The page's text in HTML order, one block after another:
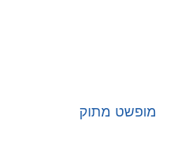
מופשט מתוק